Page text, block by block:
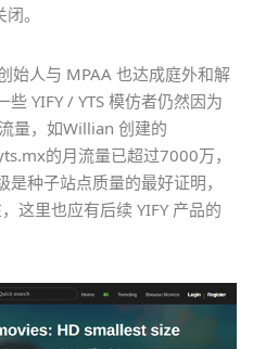
。
始人与 MPAA 也达成庭外和解
YIFY / YTS 模仿者仍然因为
量，如Willian 创建的
的月流量已超过7000万，
种子站点质量的最好证明，
这里也应有后续 YIFY 产品的